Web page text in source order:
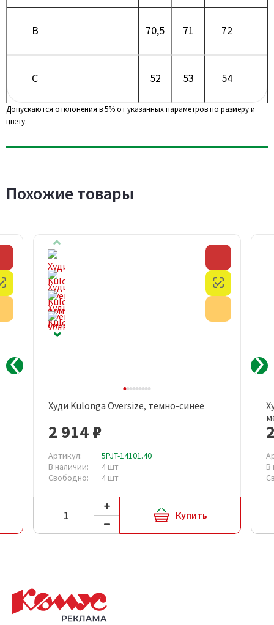
B 70,5 71 72
C 52 53 54
Допускаются отклонения в 5% от указанных параметров по размеру и
цвету.
Похожие товары
Честный знак
Худи Kulonga Oversize, темно-синее
2 914 ₽
Артикул:
5PJT-14101.40
В наличии:
4 шт
Свободно:
4 шт
Купить
В